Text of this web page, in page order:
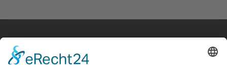
© Klaus Fanz 2020